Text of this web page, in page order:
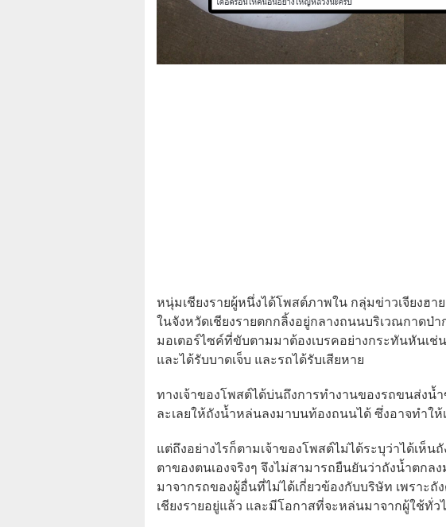
หนุ่มเชียงรายผู้หนึ่งได้โพสต์ภาพใน กลุ่มข่าวเจียงฮา
ในจังหวัดเชียงรายตกกลิ้งอยู่กลางถนนบริเวณกาดป่
มอเตอร์ไซค์ที่ขับตามมาต้องเบรคอย่างกระทันหันเช่
และได้รับบาดเจ็บ และรถได้รับเสียหาย
ทางเจ้าของโพสต์ได้บ่นถึงการทำงานของรถขนส่งน้
ละเลยให้ถังน้ำหล่นลงมาบนท้องถนนได้ ซึ่งอาจทำใ
แต่ถึงอย่างไรก็ตามเจ้าของโพสต์ไม่ได้ระบุว่าได้เห็
ตาของตนเองจริงๆ จึงไม่สามารถยืนยันว่าถังน้ำตกล
มาจากรถของผู้อื่นที่ไม่ได้เกี่ยวข้องกับบริษัท เพราะถั
เชียงรายอยู่แล้ว และมีโอกาสที่จะหล่นมาจากผู้ใช้ทั่ว